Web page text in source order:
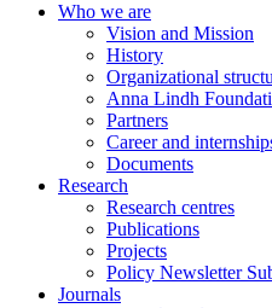
Who we are
Vision and Mission
History
Organizational
Anna Lindh
Partners
Career and
Documents
Research
Research centres
Publications
Projects
Policy Newsletter
Journals